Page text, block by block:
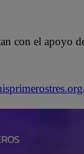
con el apoyo